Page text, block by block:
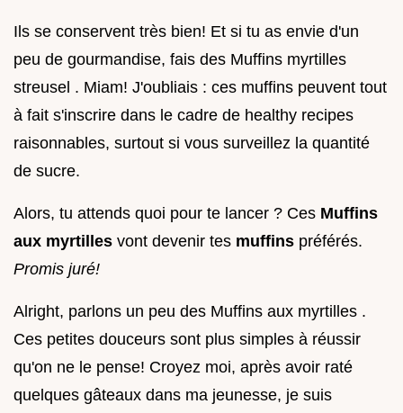
Ils se conservent très bien! Et si tu as envie d'un
peu de gourmandise, fais des Muffins myrtilles
streusel . Miam! J'oubliais : ces muffins peuvent tout
à fait s'inscrire dans le cadre de healthy recipes
raisonnables, surtout si vous surveillez la quantité
de sucre.
Alors, tu attends quoi pour te lancer ? Ces Muffins
aux myrtilles vont devenir tes muffins préférés.
Promis juré!
Alright, parlons un peu des Muffins aux myrtilles .
Ces petites douceurs sont plus simples à réussir
qu'on ne le pense! Croyez moi, après avoir raté
quelques gâteaux dans ma jeunesse, je suis